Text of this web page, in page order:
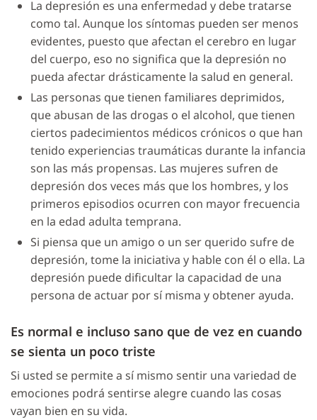
La depresión es una enfermedad y debe tratarse
como tal. Aunque los síntomas pueden ser menos
evidentes, puesto que afectan el cerebro en lugar
del cuerpo, eso no significa que la depresión no
pueda afectar drásticamente la salud en general.
Las personas que tienen familiares deprimidos,
que abusan de las drogas o el alcohol, que tienen
ciertos padecimientos médicos crónicos o que han
tenido experiencias traumáticas durante la infancia
son las más propensas. Las mujeres sufren de
depresión dos veces más que los hombres, y los
primeros episodios ocurren con mayor frecuencia
en la edad adulta temprana.
Si piensa que un amigo o un ser querido sufre de
depresión, tome la iniciativa y hable con él o ella. La
depresión puede dificultar la capacidad de una
persona de actuar por sí misma y obtener ayuda.
Es normal e incluso sano que de vez en cuando
se sienta un poco triste
Si usted se permite a sí mismo sentir una variedad de
emociones podrá sentirse alegre cuando las cosas
vayan bien en su vida.